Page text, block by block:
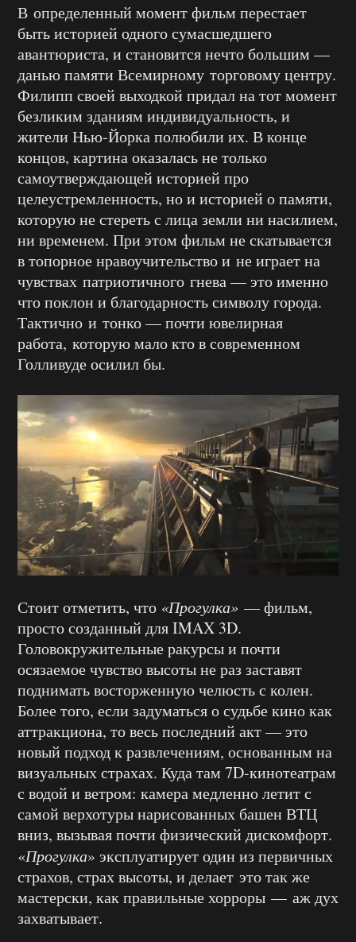
В определенный момент фильм перестает
быть историей одного сумасшедшего
авантюриста, и становится нечто большим —
данью памяти Всемирному торговому центру.
Филипп своей выходкой придал на тот момент
безликим зданиям индивидуальность, и
жители Нью-Йорка полюбили их. В конце
концов, картина оказалась не только
самоутверждающей историей про
целеустремленность, но и историей о памяти,
которую не стереть с лица земли ни насилием,
ни временем. При этом фильм не скатывается
в топорное нравоучительство и не играет на
чувствах патриотичного гнева — это именно
что поклон и благодарность символу города.
Тактично и тонко — почти ювелирная
работа, которую мало кто в современном
Голливуде осилил бы.
Стоит отметить, что «Прогулка» — фильм,
просто созданный для IMAX 3D.
Головокружительные ракурсы и почти
осязаемое чувство высоты не раз заставят
поднимать восторженную челюсть с колен.
Более того, если задуматься о судьбе кино как
аттракциона, то весь последний акт — это
новый подход к развлечениям, основанным на
визуальных страхах. Куда там 7D-кинотеатрам
с водой и ветром: камера медленно летит с
самой верхотуры нарисованных башен ВТЦ
вниз, вызывая почти физический дискомфорт.
«Прогулка» эксплуатирует один из первичных
страхов, страх высоты, и делает это так же
мастерски, как правильные хорроры — аж дух
захватывает.